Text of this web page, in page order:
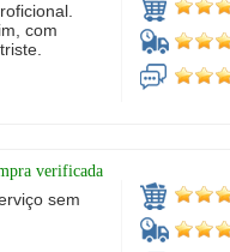
com
verificada
sem